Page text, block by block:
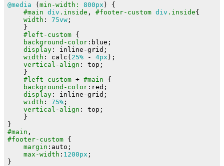
@media ( min-width: 800px ) {
#main div .inside , #footer-custom div .inside{
width : 75vw;
    }
#left-custom {
background-color:blue;
display: inline-grid;
width : calc ( 25% - 4px );
vertical-align : top;
    }
#left-custom + #main {
background-color:red;
display: inline-grid;
width : 75%;
vertical-align : top;
    }
#main
#footer-custom {
margin :auto;
max-width : 1200px ;
}